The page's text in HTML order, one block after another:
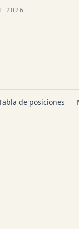
2026
de posiciones